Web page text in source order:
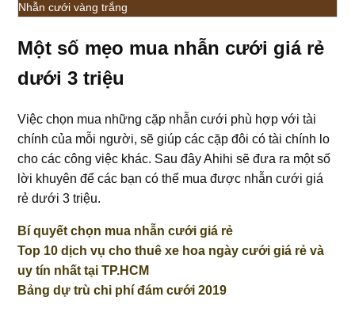
Nhẫn cưới vàng trắng
Một số mẹo mua nhẫn cưới giá rẻ
dưới 3 triệu
Việc chọn mua những cặp nhẫn cưới phù hợp với tài
chính của mỗi người, sẽ giúp các cặp đôi có tài chính lo
cho các công việc khác. Sau đây Ahihi sẽ đưa ra một số
lời khuyên để các bạn có thể mua được nhẫn cưới giá
rẻ dưới 3 triệu.
Bí quyết chọn mua nhẫn cưới giá rẻ
Top 10 dịch vụ cho thuê xe hoa ngày cưới giá rẻ và
uy tín nhất tại TP.HCM
Bảng dự trù chi phí đám cưới 2019